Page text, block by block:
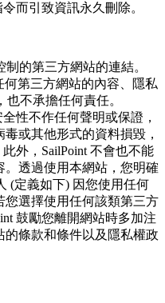
而引致資訊永久刪除。
的第三方網站的連結。
何第三方網站的內容、隱私
不承擔任何責任。
性不作任何聲明或保證，
或其他形式的資料損毀，
外，SailPoint 不會也不能
透過使用本網站，您明確
(定義如下) 因您使用任何
選擇使用任何該類第三方
鼓勵您離開網站時多加注
條款和條件以及隱私權政